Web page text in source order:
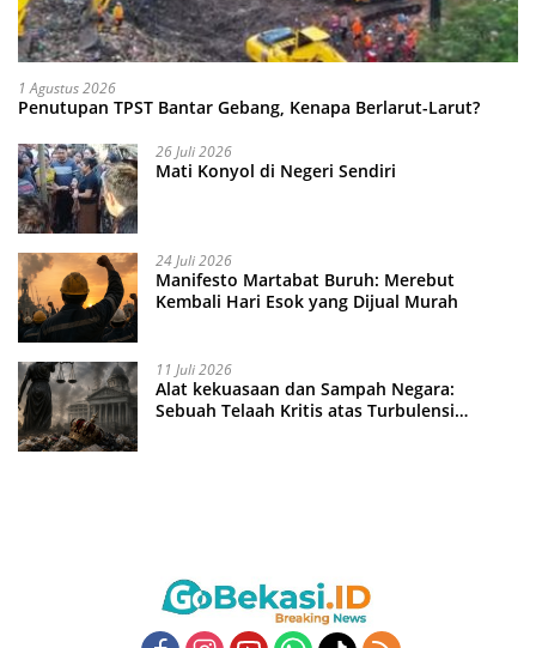
1 Agustus 2026
Penutupan TPST Bantar Gebang, Kenapa Berlarut-Larut?
26 Juli 2026
Mati Konyol di Negeri Sendiri
24 Juli 2026
Manifesto Martabat Buruh: Merebut
Kembali Hari Esok yang Dijual Murah
11 Juli 2026
Alat kekuasaan dan Sampah Negara:
Sebuah Telaah Kritis atas Turbulensi